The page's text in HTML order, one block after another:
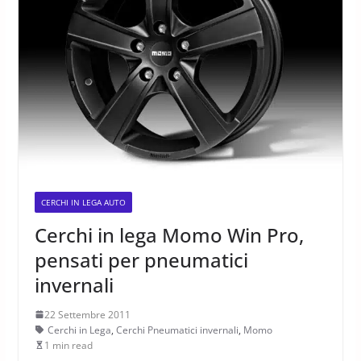
CERCHI IN LEGA AUTO
Cerchi in lega Momo Win Pro,
pensati per pneumatici
invernali
22 Settembre 2011
Cerchi in Lega, Cerchi Pneumatici invernali, Momo
1 min read